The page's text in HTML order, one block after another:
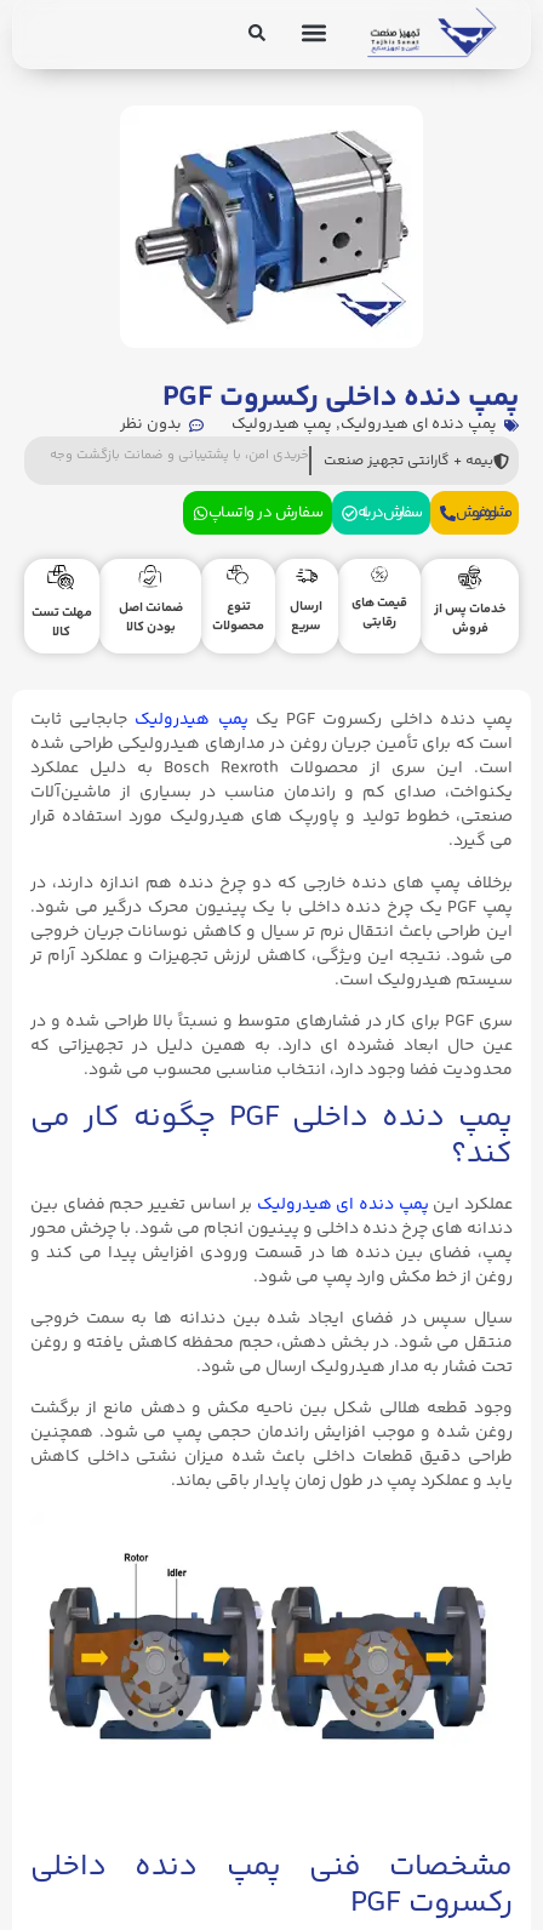
پمپ دنده داخلی رکسروت PGF
پمپ دنده ای هیدرولیک, پمپ هیدرولیک بدون نظر
بیمه + گارانتی تجهیز صنعت خریدی امن، با پشتیبانی و ضمانت بازگشت وجه
مشاوره فروش سفارش در بله سفارش در واتساپ
خدمات پس از
فروش
قیمت های
رقابتی
ارسال
سریع
تنوع
محصولات
ضمانت اصل
بودن کالا
مهلت تست
کالا
پمپ دنده داخلی رکسروت PGF یک پمپ هیدرولیک جابجایی ثابت
است که برای تأمین جریان روغن در مدارهای هیدرولیکی طراحی شده
است. این سری از محصولات Bosch Rexroth به دلیل عملکرد
یکنواخت، صدای کم و راندمان مناسب در بسیاری از ماشین‌آلات
صنعتی، خطوط تولید و پاورپک‌ های هیدرولیک مورد استفاده قرار
می ‌گیرد.
برخلاف پمپ‌ های دنده خارجی که دو چرخ ‌دنده هم ‌اندازه دارند، در
پمپ PGF یک چرخ‌ دنده داخلی با یک پینیون محرک درگیر می‌ شود.
این طراحی باعث انتقال نرم‌ تر سیال و کاهش نوسانات جریان خروجی
می‌ شود. نتیجه این ویژگی، کاهش لرزش تجهیزات و عملکرد آرام ‌تر
سیستم هیدرولیک است.
سری PGF برای کار در فشارهای متوسط و نسبتاً بالا طراحی شده و در
عین حال ابعاد فشرده‌ ای دارد. به همین دلیل در تجهیزاتی که
محدودیت فضا وجود دارد، انتخاب مناسبی محسوب می‌ شود.
پمپ دنده داخلی PGF چگونه کار می‌
کند؟
عملکرد این پمپ دنده ای هیدرولیک بر اساس تغییر حجم فضای بین
دندانه ‌های چرخ ‌دنده داخلی و پینیون انجام می‌ شود. با چرخش محور
پمپ، فضای بین دنده ‌ها در قسمت ورودی افزایش پیدا می ‌کند و
روغن از خط مکش وارد پمپ می ‌شود.
سیال سپس در فضای ایجاد شده بین دندانه‌ ها به سمت خروجی
منتقل می ‌شود. در بخش دهش، حجم محفظه کاهش یافته و روغن
تحت فشار به مدار هیدرولیک ارسال می‌ شود.
وجود قطعه هلالی ‌شکل بین ناحیه مکش و دهش مانع از برگشت
روغن شده و موجب افزایش راندمان حجمی پمپ می ‌شود. همچنین
طراحی دقیق قطعات داخلی باعث شده میزان نشتی داخلی کاهش
یابد و عملکرد پمپ در طول زمان پایدار باقی بماند.
مشخصات فنی پمپ دنده داخلی
رکسروت PGF